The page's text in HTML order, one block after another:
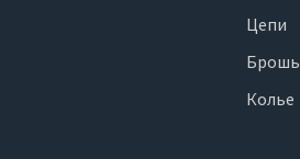
Цепи
Брошь
Колье